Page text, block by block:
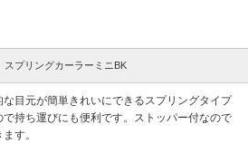
スプリングカーラーミニBK
目元が簡単きれいにできるスプリングタイプ
で持ち運びにも便利です。ストッパー付なので
す。